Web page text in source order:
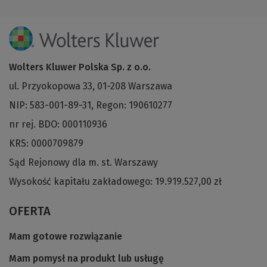
Wolters Kluwer Polska Sp. z o.o.
ul. Przyokopowa 33, 01-208 Warszawa
NIP: 583-001-89-31, Regon: 190610277
nr rej. BDO: 000110936
KRS: 0000709879
Sąd Rejonowy dla m. st. Warszawy
Wysokość kapitału zakładowego: 19.919.527,00 zł
OFERTA
Mam gotowe rozwiązanie
Mam pomysł na produkt lub usługę